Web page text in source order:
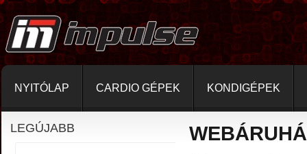
NYITÓLAP CARDIO GÉPEK KONDIGÉPEK
LEGÚJABB